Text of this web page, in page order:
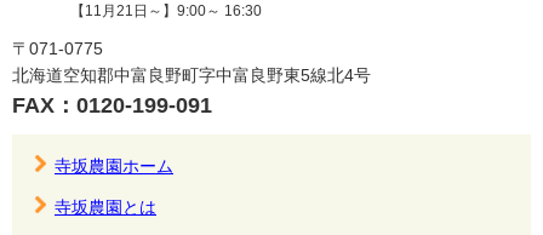
【11月21日～】9:00～ 16:30
〒071-0775
北海道空知郡中富良野町字中富良野東5線北4号
FAX：0120-199-091
寺坂農園ホーム
寺坂農園とは